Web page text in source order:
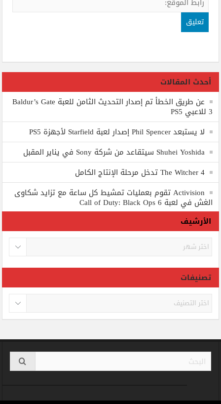
أحدث المقالات
عن طريق الخطأ تم إصدار التحديث الثامن للعبة Baldur’s Gate
3 للاعبي PS5
لا يستبعد Phil Spencer إصدار لعبة Starfield لأجهزة PS5
Shuhei Yoshida سيتقاعد من شركة Sony في يناير المقبل
The Witcher 4 تدخل مرحلة الإنتاج الكامل
Activision تقوم بعمليات تمشيط كل ساعة مع تزايد شكاوى
الغش في لعبة Call of Duty: Black Ops 6
الأرشيف
الأرشيف
تصنيفات
تصنيفات